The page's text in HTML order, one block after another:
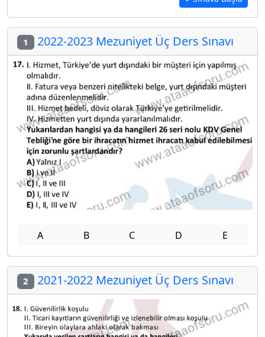
1 2022-2023 Mezuniyet Üç Ders Sınavı
A B C D E
2 2021-2022 Mezuniyet Üç Ders Sınavı